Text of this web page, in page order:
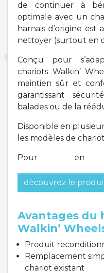
de continuer à
optimale avec un
harnais d’origine
nettoyer (surtout en
Conçu pour
chariots Walkin’
maintien sûr et
garantissant
balades ou de la
Disponible en
les modèles de
Pour en
découvrez le
Avantages du
Walkin’
Produit
Remplacement
chariot existant